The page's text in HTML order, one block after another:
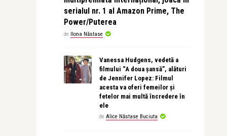
serialul nr. 1 al Amazon Prime, The
Power/Puterea
de Ilona Năstase
Vanessa Hudgens, vedetă a
filmului “A doua șansă”, alături
de Jennifer Lopez: Filmul
acesta va oferi femeilor și
fetelor mai multă încredere în
ele
de Alice Năstase Buciuta